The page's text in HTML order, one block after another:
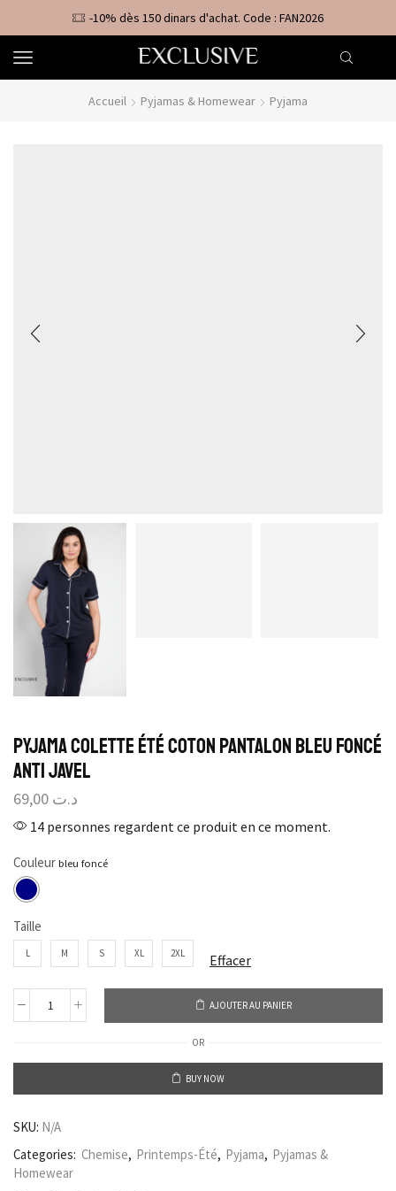
-10% dès 150 dinars d'achat. Code : FAN2026
Accueil Pyjamas & Homewear Pyjama
Pyjama Colette Été Coton Pantalon Bleu Foncé
Anti Javel
د.ت
14 personnes regardent ce produit en ce moment.
Couleur
Taille
L M S XL 2XL Effacer
AJOUTER AU PANIER
OR
BUY NOW
SKU: N/A
Categories: Chemise, Printemps-Été, Pyjama, Pyjamas &
Homewear